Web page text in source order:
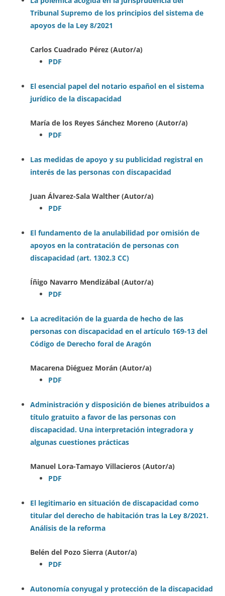
Tribunal Supremo de los principios del sistema de
apoyos de la Ley 8/2021
Carlos Cuadrado Pérez (Autor/a)
PDF
El esencial papel del notario español en el sistema
jurídico de la discapacidad
María de los Reyes Sánchez Moreno (Autor/a)
PDF
Las medidas de apoyo y su publicidad registral en
interés de las personas con discapacidad
Juan Álvarez-Sala Walther (Autor/a)
PDF
El fundamento de la anulabilidad por omisión de
apoyos en la contratación de personas con
discapacidad (art. 1302.3 CC)
Íñigo Navarro Mendizábal (Autor/a)
PDF
La acreditación de la guarda de hecho de las
personas con discapacidad en el artículo 169-13 del
Código de Derecho foral de Aragón
Macarena Diéguez Morán (Autor/a)
PDF
Administración y disposición de bienes atribuidos a
título gratuito a favor de las personas con
discapacidad. Una interpretación integradora y
algunas cuestiones prácticas
Manuel Lora-Tamayo Villacieros (Autor/a)
PDF
El legitimario en situación de discapacidad como
titular del derecho de habitación tras la Ley 8/2021.
Análisis de la reforma
Belén del Pozo Sierra (Autor/a)
PDF
Autonomía conyugal y protección de la discapacidad